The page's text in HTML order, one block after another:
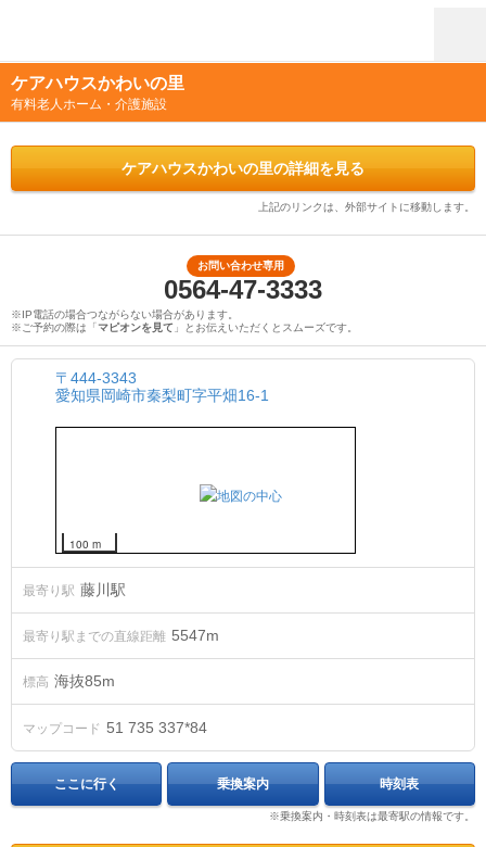
ケアハウスかわいの里
有料老人ホーム・介護施設
ケアハウスかわいの里の詳細を見る
上記のリンクは、外部サイトに移動します。
お問い合わせ専用
0564-47-3333
※IP電話の場合つながらない場合があります。
※ご予約の際は「マピオンを見て 」とお伝えいただくとスムーズです。
〒444-3343
愛知県岡崎市秦梨町字平畑16-1
100 m
最寄り駅 藤川駅
最寄り駅までの直線距離 5547m
標高 海抜85m
マップコード 51 735 337*84
ここに行く 乗換案内 時刻表
※乗換案内・時刻表は最寄駅の情報です。